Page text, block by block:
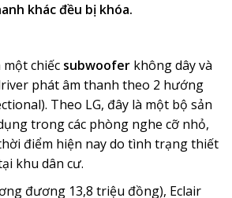
khác đều bị khóa.
một chiếc subwooferkhông dây và
phát âm thanh theo 2 hướng
Theo LG, đây là một bộ sản
trong các phòng nghe cỡ nhỏ,
điểm hiện nay do tình trạng thiết
khu dân cư.
đương 13,8 triệu đồng), Eclair